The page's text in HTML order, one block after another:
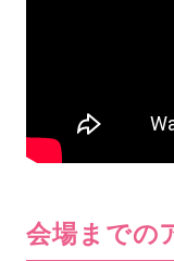
会場までの